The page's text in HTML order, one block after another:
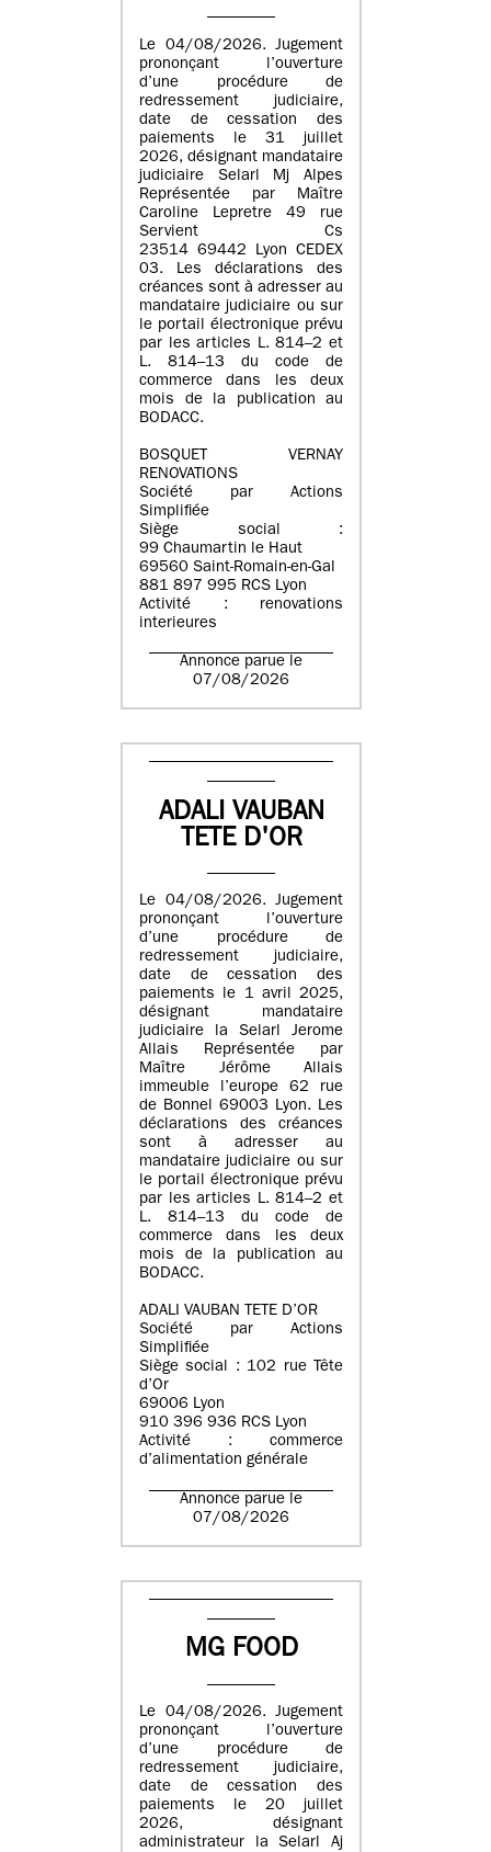
Le 04/08/2026. Jugement
prononçant l’ouverture
d’une procédure de
redressement judiciaire,
date de cessation des
paiements le 31 juillet
2026, désignant mandataire
judiciaire Selarl Mj Alpes
Représentée par Maître
Caroline Lepretre 49 rue
Servient Cs
23514 69442 Lyon CEDEX
03. Les déclarations des
créances sont à adresser au
mandataire judiciaire ou sur
le portail électronique prévu
par les articles L. 814–2 et
L. 814–13 du code de
commerce dans les deux
mois de la publication au
BODACC.
BOSQUET VERNAY
RENOVATIONS
Société par Actions
Simplifiée
Siège social :
99 Chaumartin le Haut
69560 Saint-Romain-en-Gal
881 897 995 RCS Lyon
Activité : renovations
interieures
Annonce parue le
07/08/2026
ADALI VAUBAN
TETE D'OR
Le 04/08/2026. Jugement
prononçant l’ouverture
d’une procédure de
redressement judiciaire,
date de cessation des
paiements le 1 avril 2025,
désignant mandataire
judiciaire la Selarl Jerome
Allais Représentée par
Maître Jérôme Allais
immeuble l’europe 62 rue
de Bonnel 69003 Lyon. Les
déclarations des créances
sont à adresser au
mandataire judiciaire ou sur
le portail électronique prévu
par les articles L. 814–2 et
L. 814–13 du code de
commerce dans les deux
mois de la publication au
BODACC.
ADALI VAUBAN TETE D’OR
Société par Actions
Simplifiée
Siège social : 102 rue Tête
d’Or
69006 Lyon
910 396 936 RCS Lyon
Activité : commerce
d’alimentation générale
Annonce parue le
07/08/2026
MG FOOD
Le 04/08/2026. Jugement
prononçant l’ouverture
d’une procédure de
redressement judiciaire,
date de cessation des
paiements le 20 juillet
2026, désignant
administrateur la Selarl Aj